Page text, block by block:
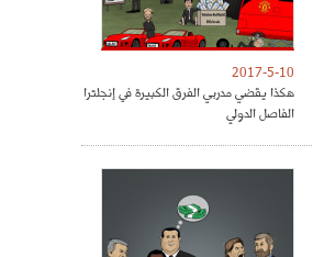
2017-5-10
هكذا يقضي مدربي الفرق الكبيرة في إنجلترا
الفاصل الدولي